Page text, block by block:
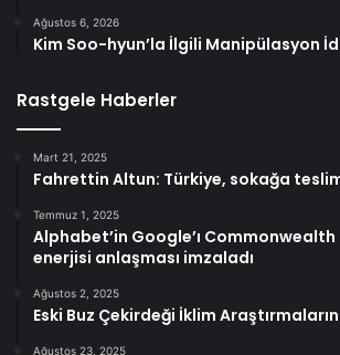
Ağustos 6, 2026
Kim Soo-hyun’la İlgili Manipülasyon
Rastgele Haberler
Mart 21, 2025
Fahrettin Altun: Türkiye, sokağa
Temmuz 1, 2025
Alphabet’in Google’ı
enerjisi anlaşması imzaladı
Ağustos 2, 2025
Eski Buz Çekirdeği İklim
Ağustos 23, 2025